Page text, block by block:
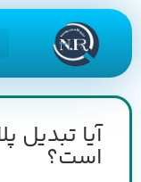
آیا تبدیل
است؟